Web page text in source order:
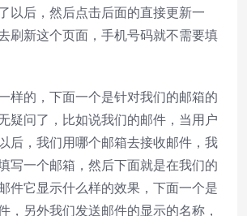
以后，然后点击后面的直接更新一
刷新这个页面，手机号码就不需要填
样的，下面一个是针对我们的邮箱的
疑问了，比如说我们的邮件，当用户
后，我们用哪个邮箱去接收邮件，我
写一个邮箱，然后下面就是在我们的
件它显示什么样的效果，下面一个是
，另外我们发送邮件的显示的名称，